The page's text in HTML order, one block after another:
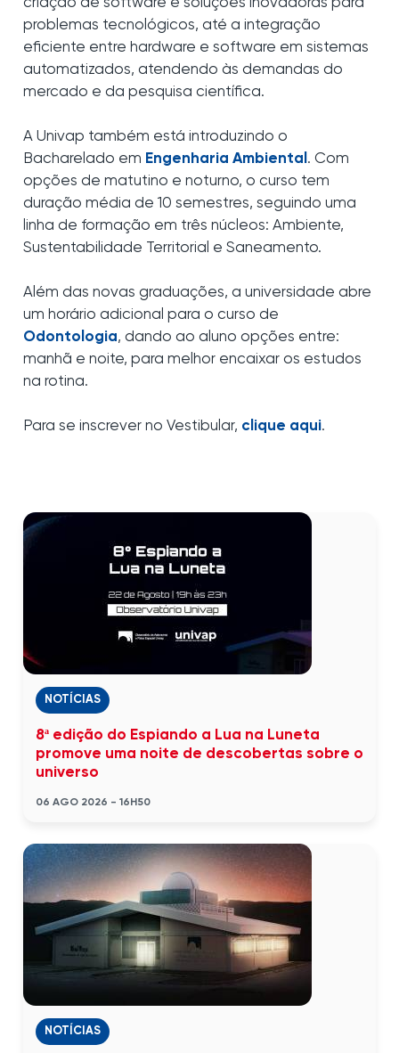
criação de software e soluções inovadoras para
problemas tecnológicos, até a integração
eficiente entre hardware e software em sistemas
automatizados, atendendo às demandas do
mercado e da pesquisa científica.
A Univap também está introduzindo o
Bacharelado em Engenharia Ambiental . Com
opções de matutino e noturno, o curso tem
duração média de 10 semestres, seguindo uma
linha de formação em três núcleos: Ambiente,
Sustentabilidade Territorial e Saneamento.
Além das novas graduações, a universidade abre
um horário adicional para o curso de
Odontologia, dando ao aluno opções entre:
manhã e noite, para melhor encaixar os estudos
na rotina.
Para se inscrever no Vestibular, clique aqui.
NOTÍCIAS
8ª edição do Espiando a Lua na Luneta
promove uma noite de descobertas sobre o
universo
06 AGO 2026 - 16H50
NOTÍCIAS